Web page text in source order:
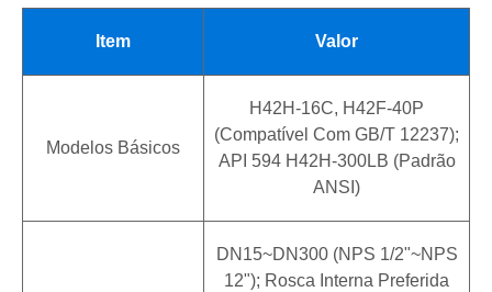
Item Valor
Modelos Básicos
H42H-16C, H42F-40P
(compatível Com GB/T 12237);
API 594 H42H-300LB (padrão
ANSI)
DN15~DN300 (NPS 1/2"~NPS
12"); Rosca Interna Preferida